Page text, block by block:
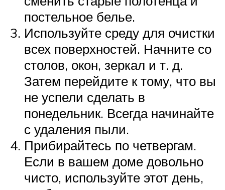
постельное белье.
Используйте среду для очистки
всех поверхностей. Начните со
столов, окон, зеркал и т. д.
Затем перейдите к тому, что вы
не успели сделать в
понедельник. Всегда начинайте
с удаления пыли.
Прибирайтесь по четвергам.
Если в вашем доме довольно
чисто, используйте этот день,